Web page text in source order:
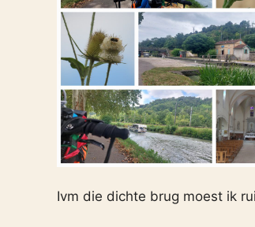
Ivm die dichte brug moest ik